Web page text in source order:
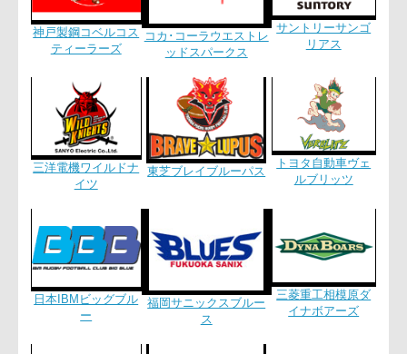
神戸製鋼コベルコス
ティーラーズ
コカ･コーラウエストレ
ッドスパークス
サントリーサン
リアス
三洋電機ワイルドナ 東芝ブレイブルーパス
トヨタ自動車ヴ